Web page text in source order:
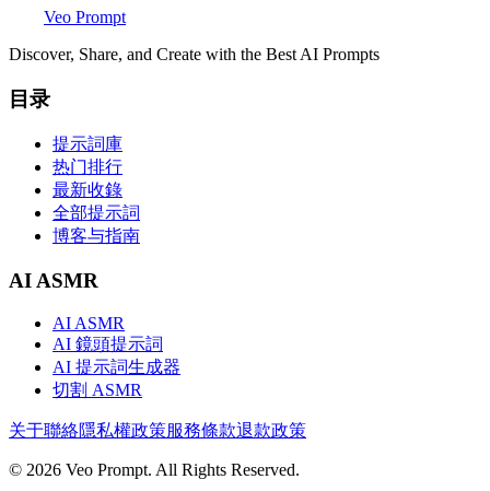
Veo Prompt
Discover, Share, and Create with the Best AI Prompts
目录
提示詞庫
热门排行
最新收錄
全部提示詞
博客与指南
AI ASMR
AI ASMR
AI 鏡頭提示詞
AI 提示詞生成器
切割 ASMR
关于聯絡隱私權政策服務條款退款政策
© 2026 Veo Prompt. All Rights Reserved.